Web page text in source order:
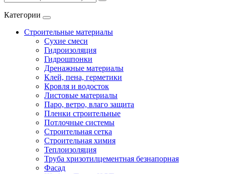
Категории
Строительные материалы
Сухие смеси
Гидроизоляция
Гидрошпонки
Дренажные материалы
Клей, пена, герметики
Кровля и водосток
Листовые материалы
Паро, ветро, влаго защита
Пленки строительные
Потлочные системы
Строительная сетка
Строительная химия
Теплоизоляция
Труба хризотилцементная безнапорная
Фасад